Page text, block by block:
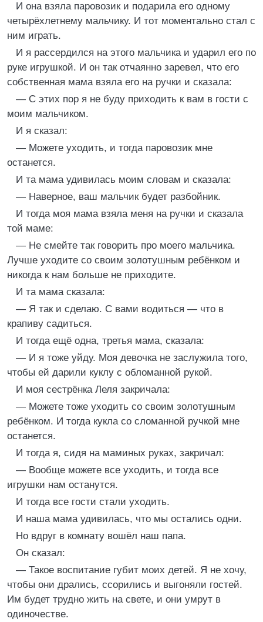
И она взяла паровозик и подарила его одному
четырёхлетнему мальчику. И тот моментально стал с
ним играть.
И я рассердился на этого мальчика и ударил его по
руке игрушкой. И он так отчаянно заревел, что его
собственная мама взяла его на ручки и сказала:
— С этих пор я не буду приходить к вам в гости с
моим мальчиком.
И я сказал:
— Можете уходить, и тогда паровозик мне
останется.
И та мама удивилась моим словам и сказала:
— Наверное, ваш мальчик будет разбойник.
И тогда моя мама взяла меня на ручки и сказала
той маме:
— Не смейте так говорить про моего мальчика.
Лучше уходите со своим золотушным ребёнком и
никогда к нам больше не приходите.
И та мама сказала:
— Я так и сделаю. С вами водиться — что в
крапиву садиться.
И тогда ещё одна, третья мама, сказала:
— И я тоже уйду. Моя девочка не заслужила того,
чтобы ей дарили куклу с обломанной рукой.
И моя сестрёнка Леля закричала:
— Можете тоже уходить со своим золотушным
ребёнком. И тогда кукла со сломанной ручкой мне
останется.
И тогда я, сидя на маминых руках, закричал:
— Вообще можете все уходить, и тогда все
игрушки нам останутся.
И тогда все гости стали уходить.
И наша мама удивилась, что мы остались одни.
Но вдруг в комнату вошёл наш папа.
Он сказал:
— Такое воспитание губит моих детей. Я не хочу,
чтобы они дрались, ссорились и выгоняли гостей.
Им будет трудно жить на свете, и они умрут в
одиночестве.